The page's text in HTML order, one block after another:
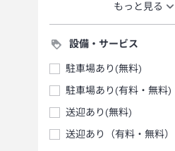
もっと見る
設備・サービス
駐車場あり(無料)
駐車場あり(有料・無料)
送迎あり(無料)
送迎あり（有料・無料）